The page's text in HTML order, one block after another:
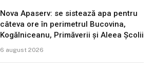
Nova Apaserv: se sistează apa pentru
câteva ore în perimetrul Bucovina,
Kogălniceanu, Primăverii și Aleea Școlii
6 august 2026